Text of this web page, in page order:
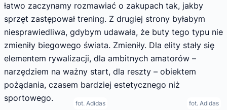
łatwo zaczynamy rozmawiać o zakupach tak, jakby
sprzęt zastępował trening. Z drugiej strony byłabym
niesprawiedliwa, gdybym udawała, że buty tego typu nie
zmieniły biegowego świata. Zmieniły. Dla elity stały się
elementem rywalizacji, dla ambitnych amatorów –
narzędziem na ważny start, dla reszty – obiektem
pożądania, czasem bardziej estetycznego niż
sportowego.
fot. Adidas fot. Adidas